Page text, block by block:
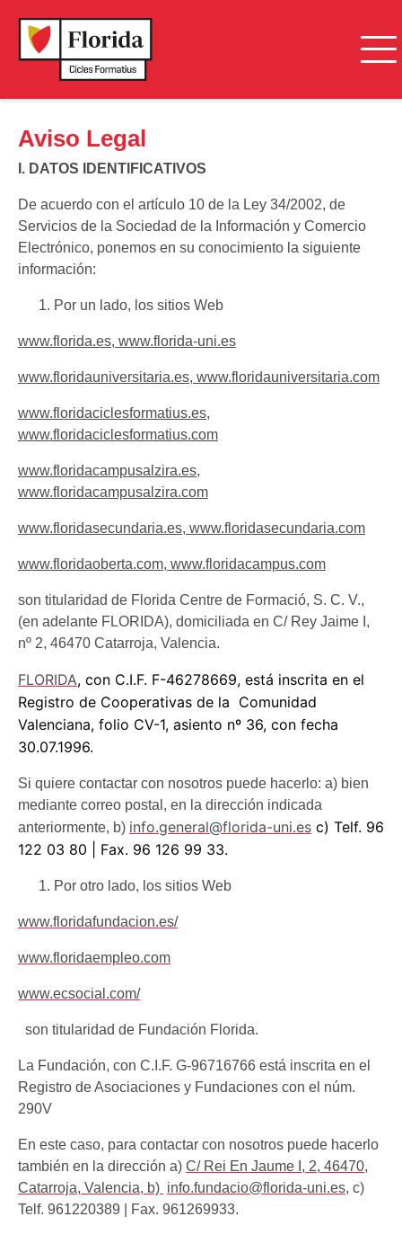
Aviso Legal
I. DATOS IDENTIFICATIVOS
De acuerdo con el artículo 10 de la Ley 34/2002, de
Servicios de la Sociedad de la Información y Comercio
Electrónico, ponemos en su conocimiento la siguiente
información:
Por un lado, los sitios Web
www.florida.es, www.florida-uni.es
www.floridauniversitaria.es, www.floridauniversitaria.com
www.floridaciclesformatius.es,
www.floridaciclesformatius.com
www.floridacampusalzira.es,
www.floridacampusalzira.com
www.floridasecundaria.es, www.floridasecundaria.com
www.floridaoberta.com, www.floridacampus.com
son titularidad de Florida Centre de Formació, S. C. V.,
(en adelante FLORIDA), domiciliada en C/ Rey Jaime I,
nº 2, 46470 Catarroja, Valencia.
FLORIDA, con C.I.F. F-46278669, está inscrita en el
Registro de Cooperativas de la Comunidad
Valenciana, folio CV-1, asiento nº 36, con fecha
30.07.1996.
Si quiere contactar con nosotros puede hacerlo: a) bien
mediante correo postal, en la dirección indicada
anteriormente, b) info.general@florida-uni.es c) Telf. 96
122 03 80 | Fax. 96 126 99 33.
Por otro lado, los sitios Web
www.floridafundacion.es/
www.floridaempleo.com
www.ecsocial.com/
son titularidad de Fundación Florida.
La Fundación, con C.I.F. G-96716766 está inscrita en el
Registro de Asociaciones y Fundaciones con el núm.
290V
En este caso, para contactar con nosotros puede hacerlo
también en la dirección a) C/ Rei En Jaume I, 2, 46470,
Catarroja, Valencia, b) info.fundacio@florida-uni.es, c)
Telf. 961220389 | Fax. 961269933.